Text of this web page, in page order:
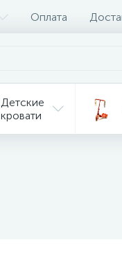
Оплата
Детские
кровати